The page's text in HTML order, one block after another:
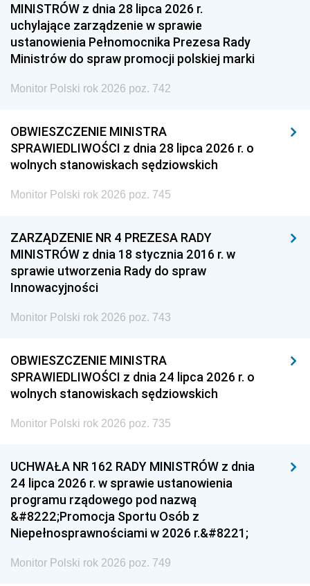
MINISTRÓW z dnia 28 lipca 2026 r.
uchylające zarządzenie w sprawie
ustanowienia Pełnomocnika Prezesa Rady
Ministrów do spraw promocji polskiej marki
Monitor Polski rok 2026 poz. 742
OBWIESZCZENIE MINISTRA
SPRAWIEDLIWOŚCI z dnia 28 lipca 2026 r. o
wolnych stanowiskach sędziowskich
Monitor Polski rok 2026 poz. 745
ZARZĄDZENIE NR 4 PREZESA RADY
MINISTRÓW z dnia 18 stycznia 2016 r. w
sprawie utworzenia Rady do spraw
Innowacyjności
Monitor Polski rok 2026 poz. 743
OBWIESZCZENIE MINISTRA
SPRAWIEDLIWOŚCI z dnia 24 lipca 2026 r. o
wolnych stanowiskach sędziowskich
Monitor Polski rok 2026 poz. 735
UCHWAŁA NR 162 RADY MINISTRÓW z dnia
24 lipca 2026 r. w sprawie ustanowienia
programu rządowego pod nazwą
&#8222;Promocja Sportu Osób z
Niepełnosprawnościami w 2026 r.&#8221;
Monitor Polski rok 2026 poz. 749